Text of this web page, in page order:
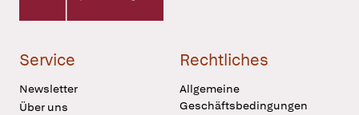
Service
Newsletter
Über uns
Rechtliches
Allgemeine
Geschäftsbedingungen